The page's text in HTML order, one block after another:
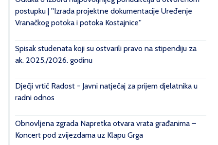
postupku | ''Izrada projektne dokumentacije Uređenje
Vranačkog potoka i potoka Kostajnice''
Spisak studenata koji su ostvarili pravo na stipendiju za
ak. 2025./2026. godinu
Dječji vrtić Radost - Javni natječaj za prijem djelatnika u
radni odnos
Obnovljena zgrada Napretka otvara vrata građanima –
Koncert pod zvijezdama uz Klapu Grga